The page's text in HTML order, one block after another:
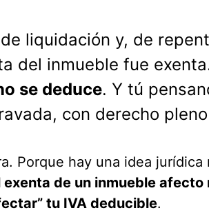
liquidación y, de
del inmueble fue
se deduce. Y tú
con derecho pleno
Porque hay una idea
de un inmueble afecto
tu IVA deducible.